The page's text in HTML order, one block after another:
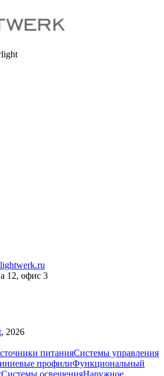
12, офис 3
, 2026
питанияСистемы управления
профилиФункциональный
Системы освещенияНаружное